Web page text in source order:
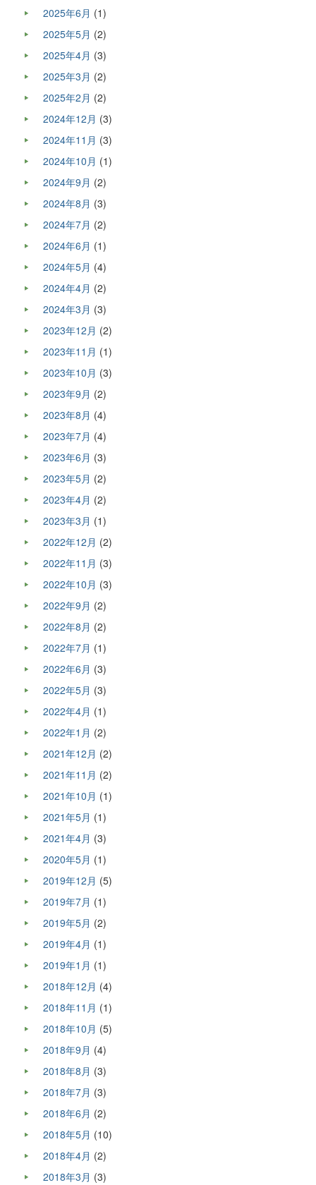
2025年6月 (1)
2025年5月 (2)
2025年4月 (3)
2025年3月 (2)
2025年2月 (2)
2024年12月 (3)
2024年11月 (3)
2024年10月 (1)
2024年9月 (2)
2024年8月 (3)
2024年7月 (2)
2024年6月 (1)
2024年5月 (4)
2024年4月 (2)
2024年3月 (3)
2023年12月 (2)
2023年11月 (1)
2023年10月 (3)
2023年9月 (2)
2023年8月 (4)
2023年7月 (4)
2023年6月 (3)
2023年5月 (2)
2023年4月 (2)
2023年3月 (1)
2022年12月 (2)
2022年11月 (3)
2022年10月 (3)
2022年9月 (2)
2022年8月 (2)
2022年7月 (1)
2022年6月 (3)
2022年5月 (3)
2022年4月 (1)
2022年1月 (2)
2021年12月 (2)
2021年11月 (2)
2021年10月 (1)
2021年5月 (1)
2021年4月 (3)
2020年5月 (1)
2019年12月 (5)
2019年7月 (1)
2019年5月 (2)
2019年4月 (1)
2019年1月 (1)
2018年12月 (4)
2018年11月 (1)
2018年10月 (5)
2018年9月 (4)
2018年8月 (3)
2018年7月 (3)
2018年6月 (2)
2018年5月 (10)
2018年4月 (2)
2018年3月 (3)